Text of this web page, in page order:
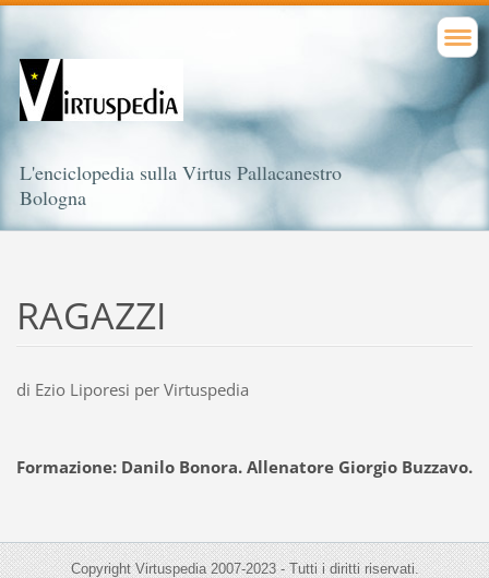
L'enciclopedia sulla Virtus Pallacanestro
Bologna
RAGAZZI
di Ezio Liporesi per Virtuspedia
Formazione: Danilo Bonora. Allenatore Giorgio Buzzavo.
Copyright Virtuspedia 2007-2023 - Tutti i diritti riservati.